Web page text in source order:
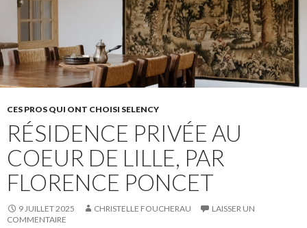
CES PROS QUI ONT CHOISI SELENCY
RÉSIDENCE PRIVÉE AU
COEUR DE LILLE, PAR
FLORENCE PONCET
9 JUILLET 2025 CHRISTELLE FOUCHERAU
LAISSER UN
COMMENTAIRE